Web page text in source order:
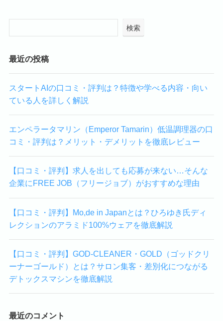
検索
最近の投稿
スタートAIの口コミ・評判は？特徴や学べる内容・向い
ている人を詳しく解説
エンペラータマリン（Emperor Tamarin）低温調理器の口
コミ・評判は？メリット・デメリットを徹底レビュー
【口コミ・評判】求人を出しても応募が来ない…そんな
企業にFREE JOB（フリージョブ）がおすすめな理由
【口コミ・評判】Mo,de in Japanとは？ひろゆき氏ディ
レクションのアラミド100%ウェアを徹底解説
【口コミ・評判】GOD-CLEANER・GOLD（ゴッドクリ
ーナーゴールド）とは？サロン集客・差別化につながる
デトックスマシンを徹底解説
最近のコメント